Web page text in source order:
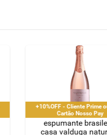
+10%OFF - Cliente Prime
Cartão Nosso Pay
espumante
casa valduga